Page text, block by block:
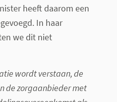
heeft daarom een
In haar
we dit niet
wordt verstaan, de
de zorgaanbieder met